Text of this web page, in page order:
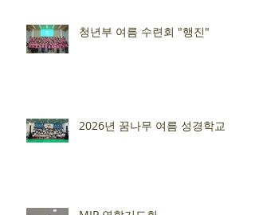
청년부 여름 수련회 "행진"
2026년 꿈나무 여름 성경학교